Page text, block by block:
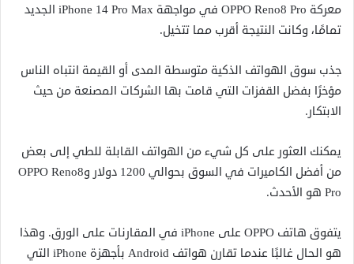
معركة OPPO Reno8 Pro في مواجهة iPhone 14 Pro Max الجديد
تمامًا، وكانت النتيجة أقرب مما تتخيل.
جذب سوق الهواتف الذكية متوسطة المدى أو القيمة انتباه الناس
مؤخرًا بفضل القفزات التي قامت بها الشركات المصنعة من حيث
الابتكار.
يمكنك العثور على كل شيء من الهواتف القابلة للطي إلى بعض
من أفضل الكاميرات في السوق بحوالي 1200 دولار وOPPO Reno8
Pro هو الأحدث.
يتفوق هاتف OPPO على iPhone في المقارنات على الورق. وهذا
هو الحال غالبًا عندما تقارن هواتف Android بأجهزة iPhone التي